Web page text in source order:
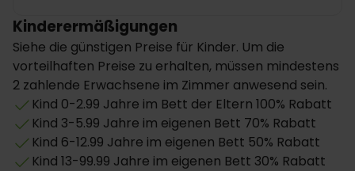
Kinderermäßigungen
Siehe die günstigen Preise für Kinder. Um die
vorteilhaften Preise zu erhalten, müssen mindestens
2 zahlende Erwachsene im Zimmer anwesend sein.
Kind 0-2.99 Jahre im Bett der Eltern 100% Rabatt
Kind 3-5.99 Jahre im eigenen Bett 70% Rabatt
Kind 6-12.99 Jahre im eigenen Bett 50% Rabatt
Kind 13-99.99 Jahre im eigenen Bett 30% Rabatt